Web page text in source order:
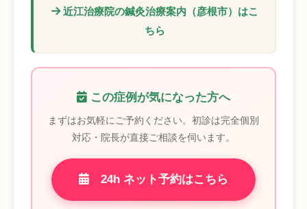
近江治療院の鍼灸治療案内（彦根市）はこ
ちら
この症例が気になった方へ
まずはお気軽にご予約ください。初診は完全個別
対応・院長が直接ご相談を伺います。
24h ネット予約はこちら